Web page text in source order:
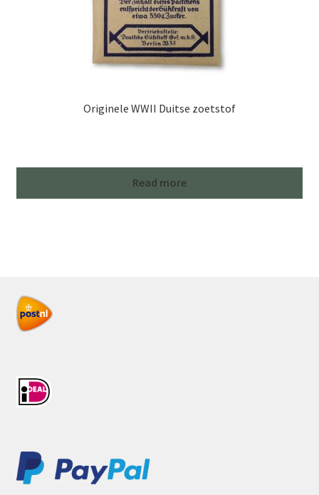
Originele WWII Duitse zoetstof
Read more